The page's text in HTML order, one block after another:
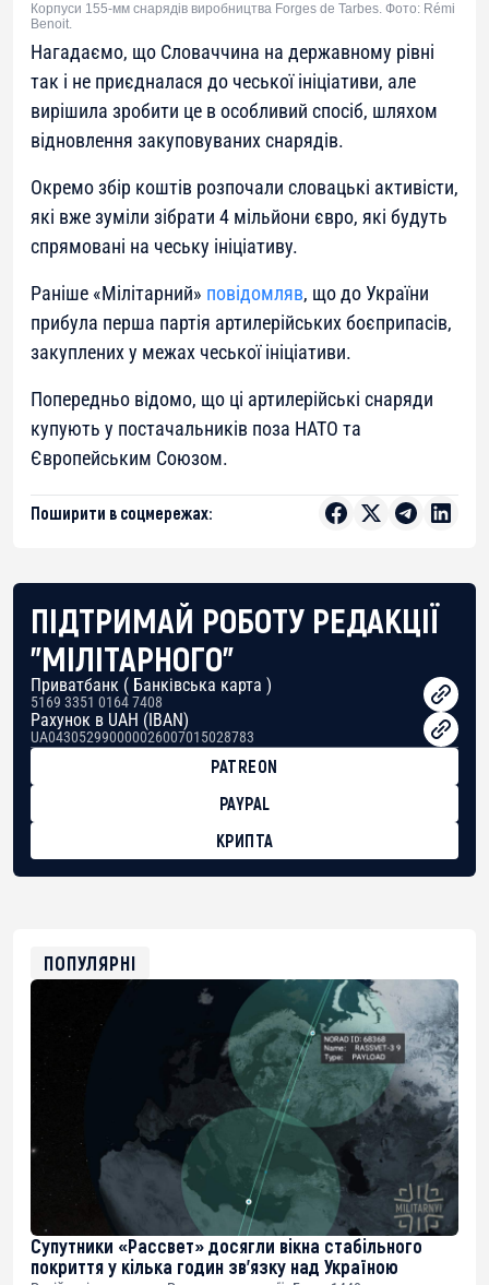
Корпуси 155-мм снарядів виробництва Forges de Tarbes. Фото: Rémi
Benoit.
Нагадаємо, що Словаччина на державному рівні
так і не приєдналася до чеської ініціативи, але
вирішила зробити це в особливий спосіб, шляхом
відновлення закуповуваних снарядів.
Окремо збір коштів розпочали словацькі активісти,
які вже зуміли зібрати 4 мільйони євро, які будуть
спрямовані на чеську ініціативу.
Раніше «Мілітарний» повідомляв, що до України
прибула перша партія артилерійських боєприпасів,
закуплених у межах чеської ініціативи.
Попередньо відомо, що ці артилерійські снаряди
купують у постачальників поза НАТО та
Європейським Союзом.
Поширити в соцмережах:
ПІДТРИМАЙ РОБОТУ РЕДАКЦІЇ
"МІЛІТАРНОГО"
Приватбанк ( Банківська карта )
5169 3351 0164 7408
Рахунок в UAH (IBAN)
UA043052990000026007015028783
PATREON
PAYPAL
КРИПТА
0xfD02863D3289416fcF50975c9DFda13623f97758
ПОПУЛЯРНІ
Супутники «Рассвет» досягли вікна стабільного
покриття у кілька годин зв’язку над Україною